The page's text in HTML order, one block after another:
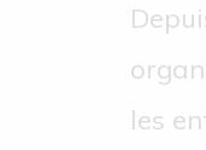
les